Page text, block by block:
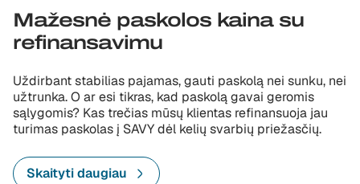
Mažesnė paskolos kaina su
refinansavimu
Uždirbant stabilias pajamas, gauti paskolą nei sunku, nei
užtrunka. O ar esi tikras, kad paskolą gavai geromis
sąlygomis? Kas trečias mūsų klientas refinansuoja jau
turimas paskolas į SAVY dėl kelių svarbių priežasčių.
Skaityti daugiau